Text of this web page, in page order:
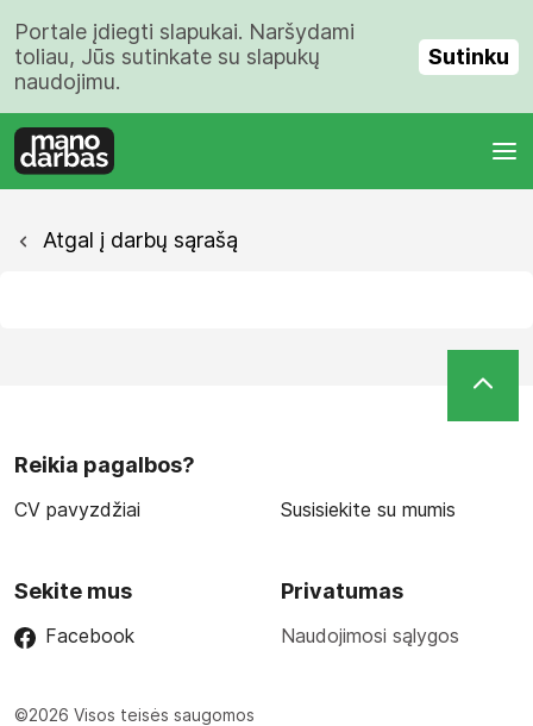
Portale įdiegti slapukai. Naršydami
toliau, Jūs sutinkate su slapukų
naudojimu.
Sutinku
Atgal į darbų sąrašą
Reikia pagalbos?
CV pavyzdžiai Susisiekite su mumis
Sekite mus
Facebook
Privatumas
Naudojimosi sąlygos
©2026 Visos teisės saugomos